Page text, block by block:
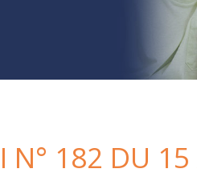
N° 182 DU